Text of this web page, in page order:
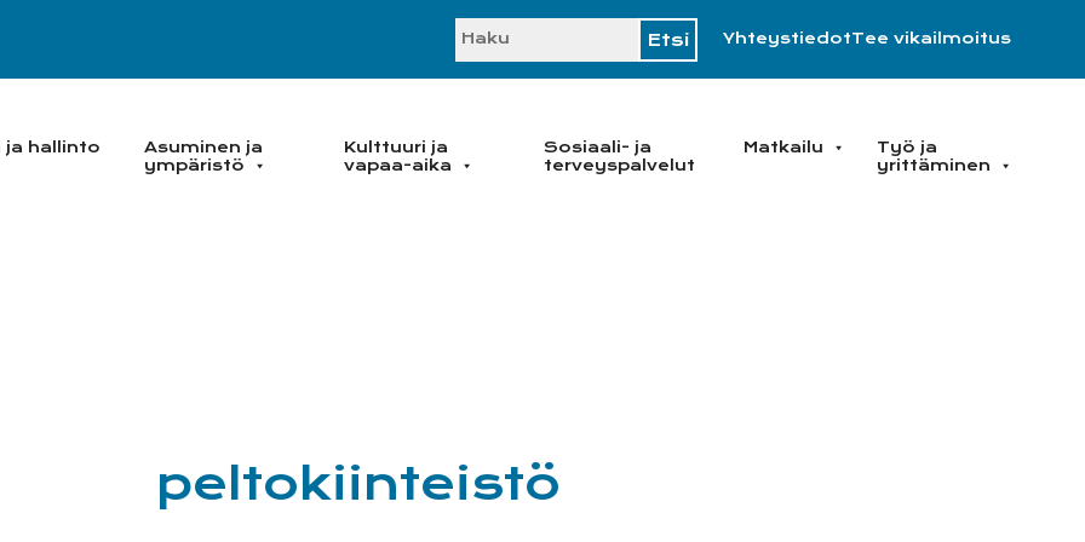
SEARCH
YhteystiedotTee vikailmoitus
ja hallinto
Asuminen ja
ympäristö
Kulttuuri ja
vapaa-aika
Sosiaali- ja
terveyspalvelut
Matkailu
Työ ja
yrittäminen
peltokiinteistö